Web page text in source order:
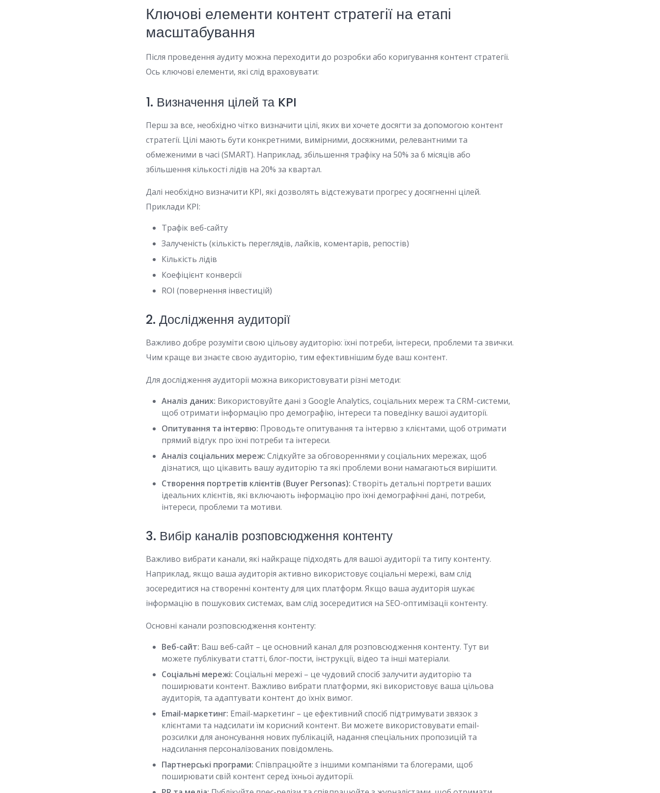
Ключові елементи контент стратегії на етапі
масштабування
Після проведення аудиту можна переходити до розробки або коригування контент стратегії.
Ось ключові елементи, які слід враховувати:
1. Визначення цілей та KPI
Перш за все, необхідно чітко визначити цілі, яких ви хочете досягти за допомогою контент
стратегії. Цілі мають бути конкретними, вимірними, досяжними, релевантними та
обмеженими в часі (SMART). Наприклад, збільшення трафіку на 50% за 6 місяців або
збільшення кількості лідів на 20% за квартал.
Далі необхідно визначити KPI, які дозволять відстежувати прогрес у досягненні цілей.
Приклади KPI:
Трафік веб-сайту
Залученість (кількість переглядів, лайків, коментарів, репостів)
Кількість лідів
Коефіцієнт конверсії
ROI (повернення інвестицій)
2. Дослідження аудиторії
Важливо добре розуміти свою цільову аудиторію: їхні потреби, інтереси, проблеми та звички.
Чим краще ви знаєте свою аудиторію, тим ефективнішим буде ваш контент.
Для дослідження аудиторії можна використовувати різні методи:
Аналіз даних: Використовуйте дані з Google Analytics, соціальних мереж та CRM-системи,
щоб отримати інформацію про демографію, інтереси та поведінку вашої аудиторії.
Опитування та інтервю: Проводьте опитування та інтервю з клієнтами, щоб отримати
прямий відгук про їхні потреби та інтереси.
Аналіз соціальних мереж: Слідкуйте за обговореннями у соціальних мережах, щоб
дізнатися, що цікавить вашу аудиторію та які проблеми вони намагаються вирішити.
Створення портретів клієнтів (Buyer Personas): Створіть детальні портрети ваших
ідеальних клієнтів, які включають інформацію про їхні демографічні дані, потреби,
інтереси, проблеми та мотиви.
3. Вибір каналів розповсюдження контенту
Важливо вибрати канали, які найкраще підходять для вашої аудиторії та типу контенту.
Наприклад, якщо ваша аудиторія активно використовує соціальні мережі, вам слід
зосередитися на створенні контенту для цих платформ. Якщо ваша аудиторія шукає
інформацію в пошукових системах, вам слід зосередитися на SEO-оптимізації контенту.
Основні канали розповсюдження контенту:
Веб-сайт: Ваш веб-сайт – це основний канал для розповсюдження контенту. Тут ви
можете публікувати статті, блог-пости, інструкції, відео та інші матеріали.
Соціальні мережі: Соціальні мережі – це чудовий спосіб залучити аудиторію та
поширювати контент. Важливо вибрати платформи, які використовує ваша цільова
аудиторія, та адаптувати контент до їхніх вимог.
Email-маркетинг: Email-маркетинг – це ефективний спосіб підтримувати звязок з
клієнтами та надсилати їм корисний контент. Ви можете використовувати email-
розсилки для анонсування нових публікацій, надання спеціальних пропозицій та
надсилання персоналізованих повідомлень.
Партнерські програми: Співпрацюйте з іншими компаніями та блогерами, щоб
поширювати свій контент серед їхньої аудиторії.